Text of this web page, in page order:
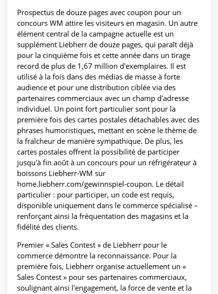
Prospectus de douze pages avec coupon pour un
concours WM attire les visiteurs en magasin. Un autre
élément central de la campagne actuelle est un
supplément Liebherr de douze pages, qui paraît déjà
pour la cinquième fois et cette année dans un tirage
record de plus de 1,67 million d'exemplaires. Il est
utilisé à la fois dans des médias de masse à forte
audience et pour une distribution ciblée via des
partenaires commerciaux avec un champ d'adresse
individuel. Un point fort particulier sont pour la
première fois des cartes postales détachables avec des
phrases humoristiques, mettant en scène le thème de
la fraîcheur de manière sympathique. De plus, les
cartes postales offrent la possibilité de participer
jusqu'à fin août à un concours pour un réfrigérateur à
boissons Liebherr-WM sur
home.liebherr.com/gewinnspiel-coupon. Le détail
particulier : pour participer, un code est requis,
disponible uniquement dans le commerce spécialisé –
renforçant ainsi la fréquentation des magasins et la
fidélité des clients.
Premier « Sales Contest » de Liebherr pour le
commerce démontre la reconnaissance. Pour la
première fois, Liebherr organise actuellement un «
Sales Contest » pour ses partenaires commerciaux,
soulignant ainsi l'engagement, la force de vente et la